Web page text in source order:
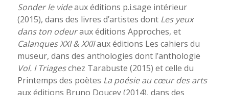
Sonder le videaux éditions p.i.sage intérieur
(2015), dans des livres d’artistes dont Les yeux
dans ton odeuraux éditions Approches, et
Calanques XXI & XXIIaux éditions Les cahiers du
museur, dans des anthologies dont l’anthologie
Vol. I Triageschez Tarabuste (2015) et celle du
Printemps des poètes La poésie au cœur des arts
aux éditions Bruno Doucey (2014), dans des